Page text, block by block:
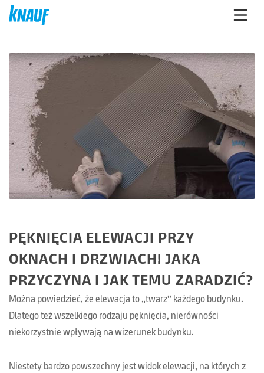
PĘKNIĘCIA ELEWACJI PRZY
OKNACH I DRZWIACH! JAKA
PRZYCZYNA I JAK TEMU ZARADZIĆ?
Można powiedzieć, że elewacja to „twarz” każdego budynku.
Dlatego też wszelkiego rodzaju pęknięcia, nierówności
niekorzystnie wpływają na wizerunek budynku.
Niestety bardzo powszechny jest widok elewacji, na których z